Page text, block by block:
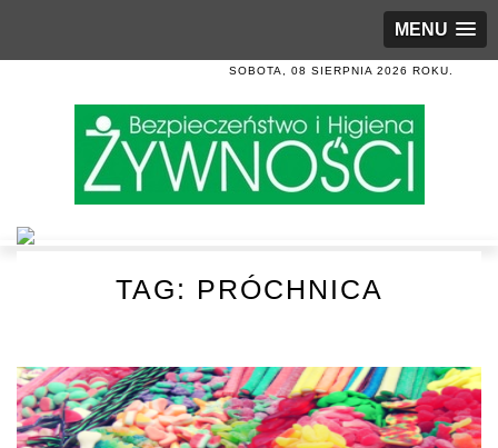
MENU
SOBOTA, 08 SIERPNIA 2026 ROKU.
TAG: PRÓCHNICA